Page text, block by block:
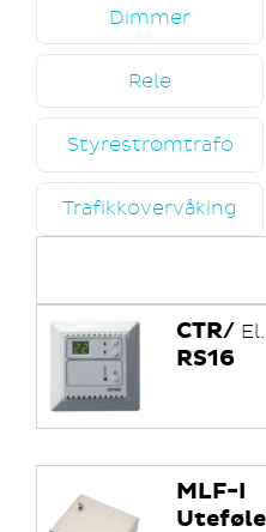
Dimmer
Rele
Styrestrømtrafo
Trafikkovervåking
CTR/
RS16
MLF-I